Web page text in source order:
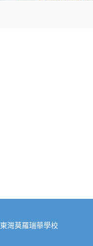
東灣莫羅瑞華學校